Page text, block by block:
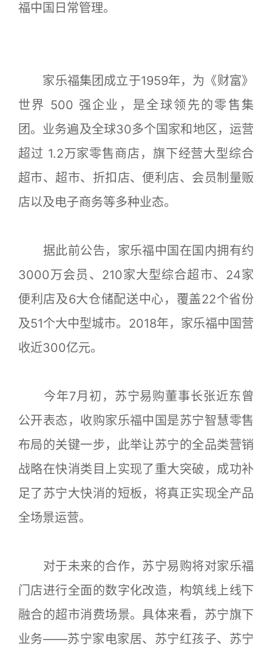
福中国日常管理。
家乐福集团成立于1959年，为《财富》
世界 500 强企业，是全球领先的零售集
团。业务遍及全球30多个国家和地区，运营
超过 1.2万家零售商店，旗下经营大型综合
超市、超市、折扣店、便利店、会员制量贩
店以及电子商务等多种业态。
据此前公告，家乐福中国在国内拥有约
3000万会员、210家大型综合超市、24家
便利店及6大仓储配送中心，覆盖22个省份
及51个大中型城市。2018年，家乐福中国营
收近300亿元。
今年7月初，苏宁易购董事长张近东曾
公开表态，收购家乐福中国是苏宁智慧零售
布局的关键一步，此举让苏宁的全品类营销
战略在快消类目上实现了重大突破，成功补
足了苏宁大快消的短板，将真正实现全产品
全场景运营。
对于未来的合作，苏宁易购将对家乐福
门店进行全面的数字化改造，构筑线上线下
融合的超市消费场景。具体来看，苏宁旗下
业务——苏宁家电家居、苏宁红孩子、苏宁